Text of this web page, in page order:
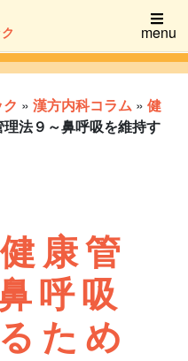
menu
» 漢方内科コラム » 健
法９～鼻呼吸を維持す
康管
呼吸
ため